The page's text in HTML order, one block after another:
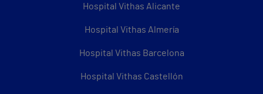
Hospital Vithas Alicante
Hospital Vithas Almería
Hospital Vithas Barcelona
Hospital Vithas Castellón